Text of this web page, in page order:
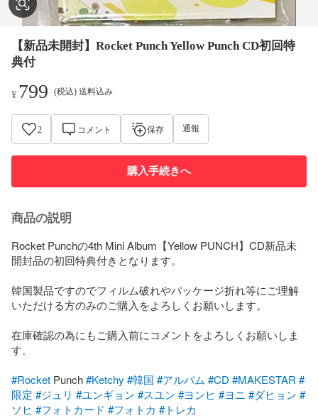
【新品未開封】Rocket Punch Yellow Punch CD初回特
典付
¥799 (税込) 送料込み
2 コメント 保存 通報
購入手続きへ
商品の説明
Rocket Punchの4th Mini Album【Yellow PUNCH】CD新品未
開封品の初回特典付きとなります。
韓国製品ですのでフィルム破れやパッケージ折れ等にご理解
いただける方のみのご購入をよろしくお願いします。
在庫確認の為にもご購入前にコメントをよろしくお願いしま
す。
#Rocket Punch #Ketchy #韓国 #アルバム #CD #MAKESTAR #
限定 #ジュリ #ユンギョン #スユン #ヨンヒ #ヨニ #ダヒョン #
ソヒ #フォトカード #フォトカ #トレカ